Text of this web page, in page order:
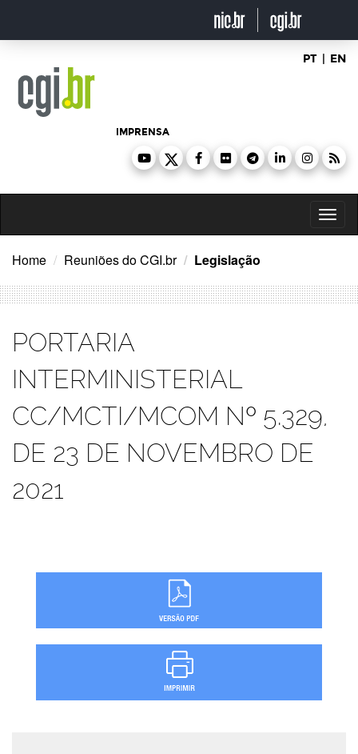
o
PT | EN
IMPRENSA
Home Reuniões do CGI.br Legislação
PORTARIA
INTERMINISTERIAL
CC/MCTI/MCOM Nº 5.329,
DE 23 DE NOVEMBRO DE
2021